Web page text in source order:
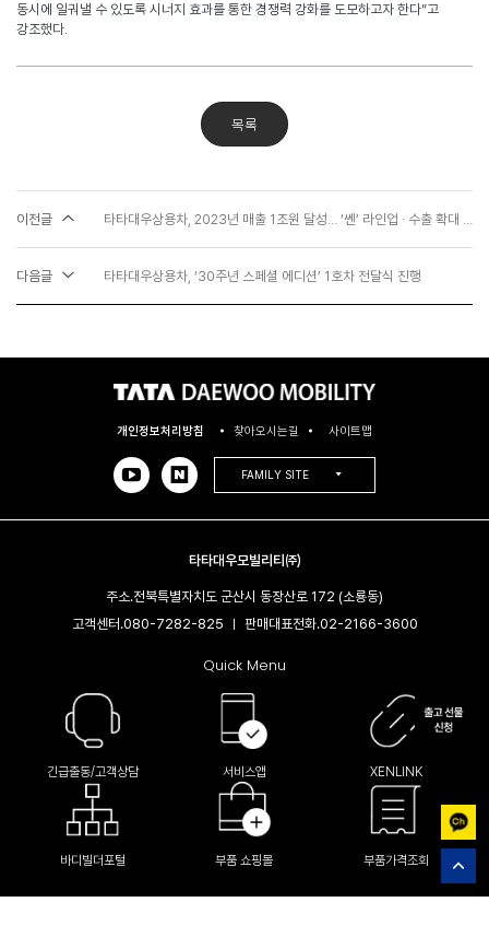
동시에 일궈낼 수 있도록 시너지 효과를 통한 경쟁력 강화를 도모하고자 한다”고
강조했다.
목록
이전글 타타대우상용차, 2023년 매출 1조원 달성… ‘쎈’ 라인업 · 수출 확대 쌍끌이
다음글 타타대우상용차, ‘30주년 스페셜 에디션’ 1호차 전달식 진행
개인정보처리방침 찾아오시는길 사이트맵
FAMILY SITE
타타대우모빌리티㈜
주소.전북특별자치도 군산시 동장산로 172 (소룡동)
고객센터.080-7282-825 판매대표전화.02-2166-3600​
Quick Menu
긴급출동/고객상담 서비스앱 XENLINK
바디빌더포털 부품 쇼핑몰 부품가격조회